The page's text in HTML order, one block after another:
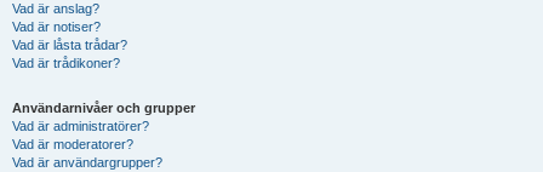
Vad är anslag?
Vad är notiser?
Vad är låsta trådar?
Vad är trådikoner?
Användarnivåer och grupper
Vad är administratörer?
Vad är moderatorer?
Vad är användargrupper?